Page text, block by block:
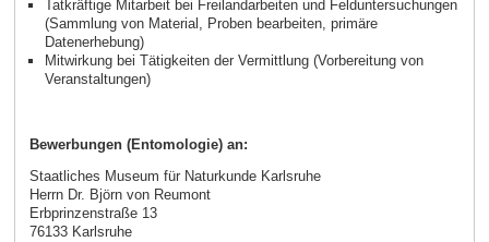
Tatkräftige Mitarbeit bei Freilandarbeiten und Felduntersuchungen
(Sammlung von Material, Proben bearbeiten, primäre
Datenerhebung)
Mitwirkung bei Tätigkeiten der Vermittlung (Vorbereitung von
Veranstaltungen)
Bewerbungen (Entomologie) an:
Staatliches Museum für Naturkunde Karlsruhe
Herrn Dr. Björn von Reumont
Erbprinzenstraße 13
76133 Karlsruhe